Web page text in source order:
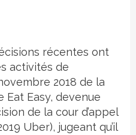
récentes ont
activités de
2018 de la
Eat Easy, devenue
de la cour d’appel
Uber), jugeant qu’il